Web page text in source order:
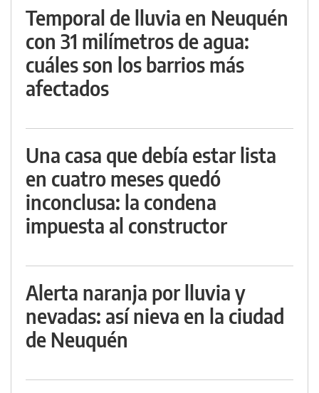
Temporal de lluvia en Neuquén
con 31 milímetros de agua:
cuáles son los barrios más
afectados
Una casa que debía estar lista
en cuatro meses quedó
inconclusa: la condena
impuesta al constructor
Alerta naranja por lluvia y
nevadas: así nieva en la ciudad
de Neuquén